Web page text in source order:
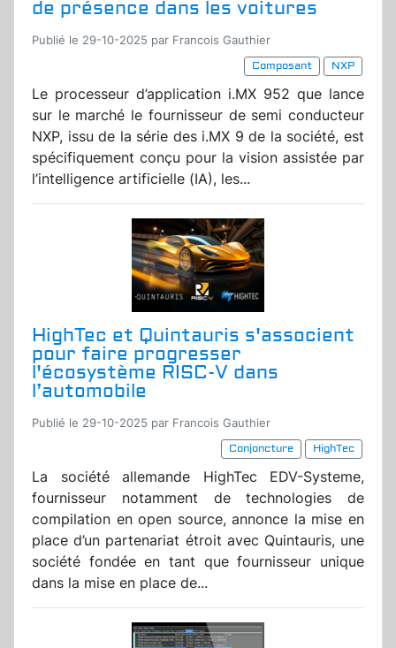
de présence dans les voitures
Publié le 29-10-2025 par Francois Gauthier
Composant
NXP
Le processeur d’application i.MX 952 que lance
sur le marché le fournisseur de semi conducteur
NXP, issu de la série des i.MX 9 de la société, est
spécifiquement conçu pour la vision assistée par
l’intelligence artificielle (IA), les...
HighTec et Quintauris s'associent
pour faire progresser
l'écosystème RISC-V dans
l’automobile
Publié le 29-10-2025 par Francois Gauthier
Conjoncture
HighTec
La société allemande HighTec EDV-Systeme,
fournisseur notamment de technologies de
compilation en open source, annonce la mise en
place d’un partenariat étroit avec Quintauris, une
société fondée en tant que fournisseur unique
dans la mise en place de...